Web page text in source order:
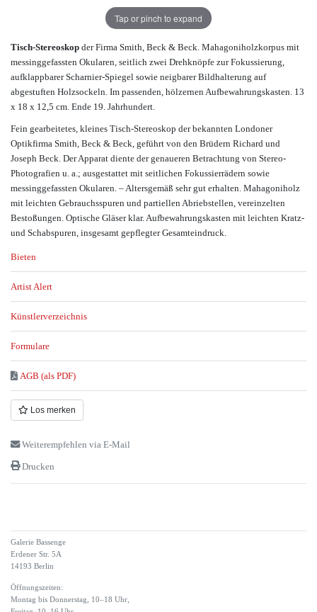
Tap or pinch to expand
Tisch-Stereoskop der Firma Smith, Beck & Beck. Mahagoniholzkorpus mit
messinggefassten Okularen, seitlich zwei Drehknöpfe zur Fokussierung,
aufklappbarer Scharnier-Spiegel sowie neigbarer Bildhalterung auf
abgestuften Holzsockeln. Im passenden, hölzernen Aufbewahrungskasten. 13
x 18 x 12,5 cm. Ende 19. Jahrhundert.
Fein gearbeitetes, kleines Tisch-Stereoskop der bekannten Londoner
Optikfirma Smith, Beck & Beck, geführt von den Brüdern Richard und
Joseph Beck. Der Apparat diente der genaueren Betrachtung von Stereo-
Photografien u. a.; ausgestattet mit seitlichen Fokussierrädern sowie
messinggefassten Okularen. – Altersgemäß sehr gut erhalten. Mahagoniholz
mit leichten Gebrauchsspuren und partiellen Abriebstellen, vereinzelten
Bestoßungen. Optische Gläser klar. Aufbewahrungskasten mit leichten Kratz-
und Schabspuren, insgesamt gepflegter Gesamteindruck.
Bieten
Artist Alert
Künstlerverzeichnis
Formulare
AGB (als PDF)
Los merken
Weiterempfehlen via E-Mail
Drucken
Galerie Bassenge
Erdener Str. 5A
14193 Berlin
Öffnungszeiten:
Montag bis Donnerstag, 10–18 Uhr,